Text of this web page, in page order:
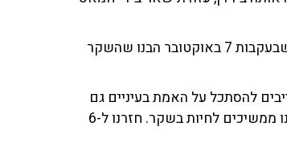
"אנחנו ב-6 באוקטובר חיינו בשקר", אמר בצער, והרחיב: "לתומי חשבתי שבעקבות 7 באוקטובר הבנו שהשקר
להסתכל על האמת בעיניים גם
כשהיא כואבת, ולעשות את מה שנדרש כדי שלא יקרה שוב. בלבנון אנחנו ממשיכים לחיות בשקר. חזרנו ל-6